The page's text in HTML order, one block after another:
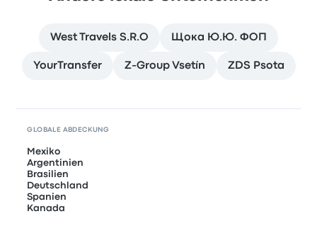
West Travels S.R.O Щока Ю.Ю. ФОП
YourTransfer Z-Group Vsetín ZDS Psota
GLOBALE ABDECKUNG
Mexiko
Argentinien
Brasilien
Deutschland
Spanien
Kanada